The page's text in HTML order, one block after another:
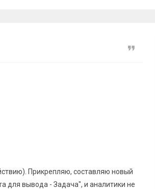
Цитата
Прикрепляю, составляю новый
для вывода - Задача", и аналитики не